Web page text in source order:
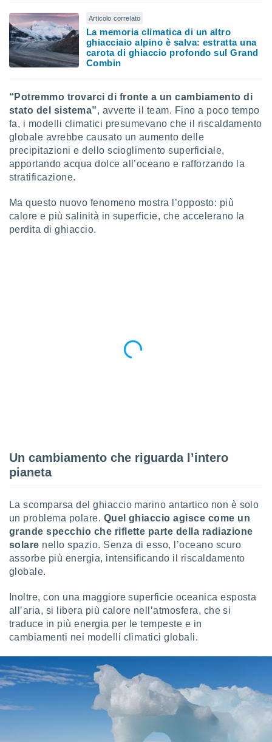
del
dei
e degli
nostri
Articolo correlato
La memoria climatica di un altro
ghiacciaio alpino è salva: estratta una
carota di ghiaccio profondo sul Grand
Combin
“Potremmo trovarci di fronte a un cambiamento di
stato del sistema”, avverte il team. Fino a poco tempo
fa, i modelli climatici presumevano che il riscaldamento
globale avrebbe causato un aumento delle
precipitazioni e dello scioglimento superficiale,
apportando acqua dolce all’oceano e rafforzando la
stratificazione.
Ma questo nuovo fenomeno mostra l’opposto: più
calore e più salinità in superficie, che accelerano la
perdita di ghiaccio.
Un cambiamento che riguarda l’intero
pianeta
La scomparsa del ghiaccio marino antartico non è solo
un problema polare. Quel ghiaccio agisce come un
grande specchio che riflette parte della radiazione
solare nello spazio. Senza di esso, l’oceano scuro
assorbe più energia, intensificando il riscaldamento
globale.
Inoltre, con una maggiore superficie oceanica esposta
all’aria, si libera più calore nell’atmosfera, che si
traduce in più energia per le tempeste e in
cambiamenti nei modelli climatici globali.